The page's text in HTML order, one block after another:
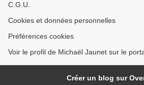
C.G.U.
Cookies et données personnelles
Préférences cookies
Voir le profil de Michaël Jaunet sur le
Créer un blog sur